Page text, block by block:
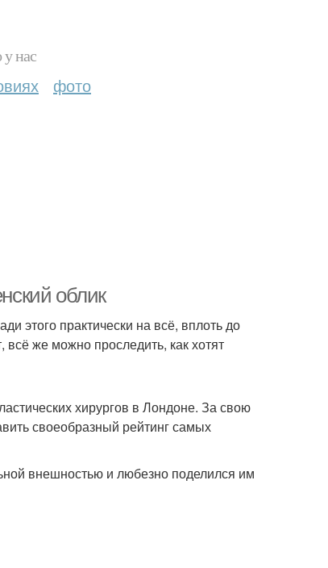
нас
фото
облик
этого практически на всё, вплоть до
всё же можно проследить, как хотят
хирургов в Лондоне. За свою
своеобразный рейтинг самых
внешностью и любезно поделился им